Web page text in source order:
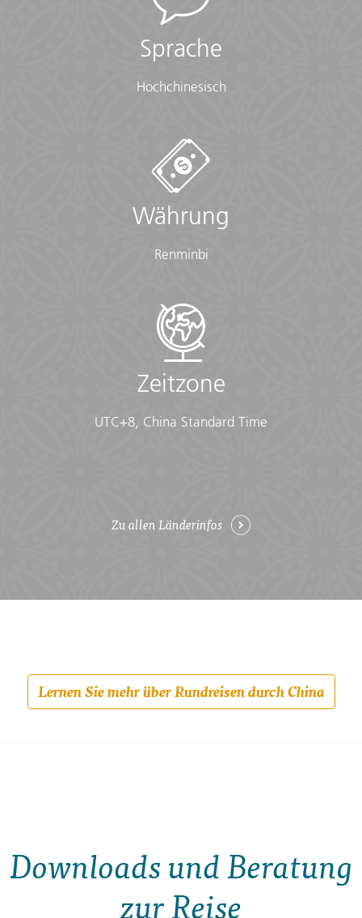
Sprache
Hochchinesisch
Währung
Renminbi
Zeitzone
UTC+8, China Standard Time
Zu allen Länderinfos
Lernen Sie mehr über Rundreisen durch China
Downloads und Beratung
zur Reise